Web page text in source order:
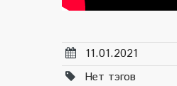
11.01.2021
Нет тэгов